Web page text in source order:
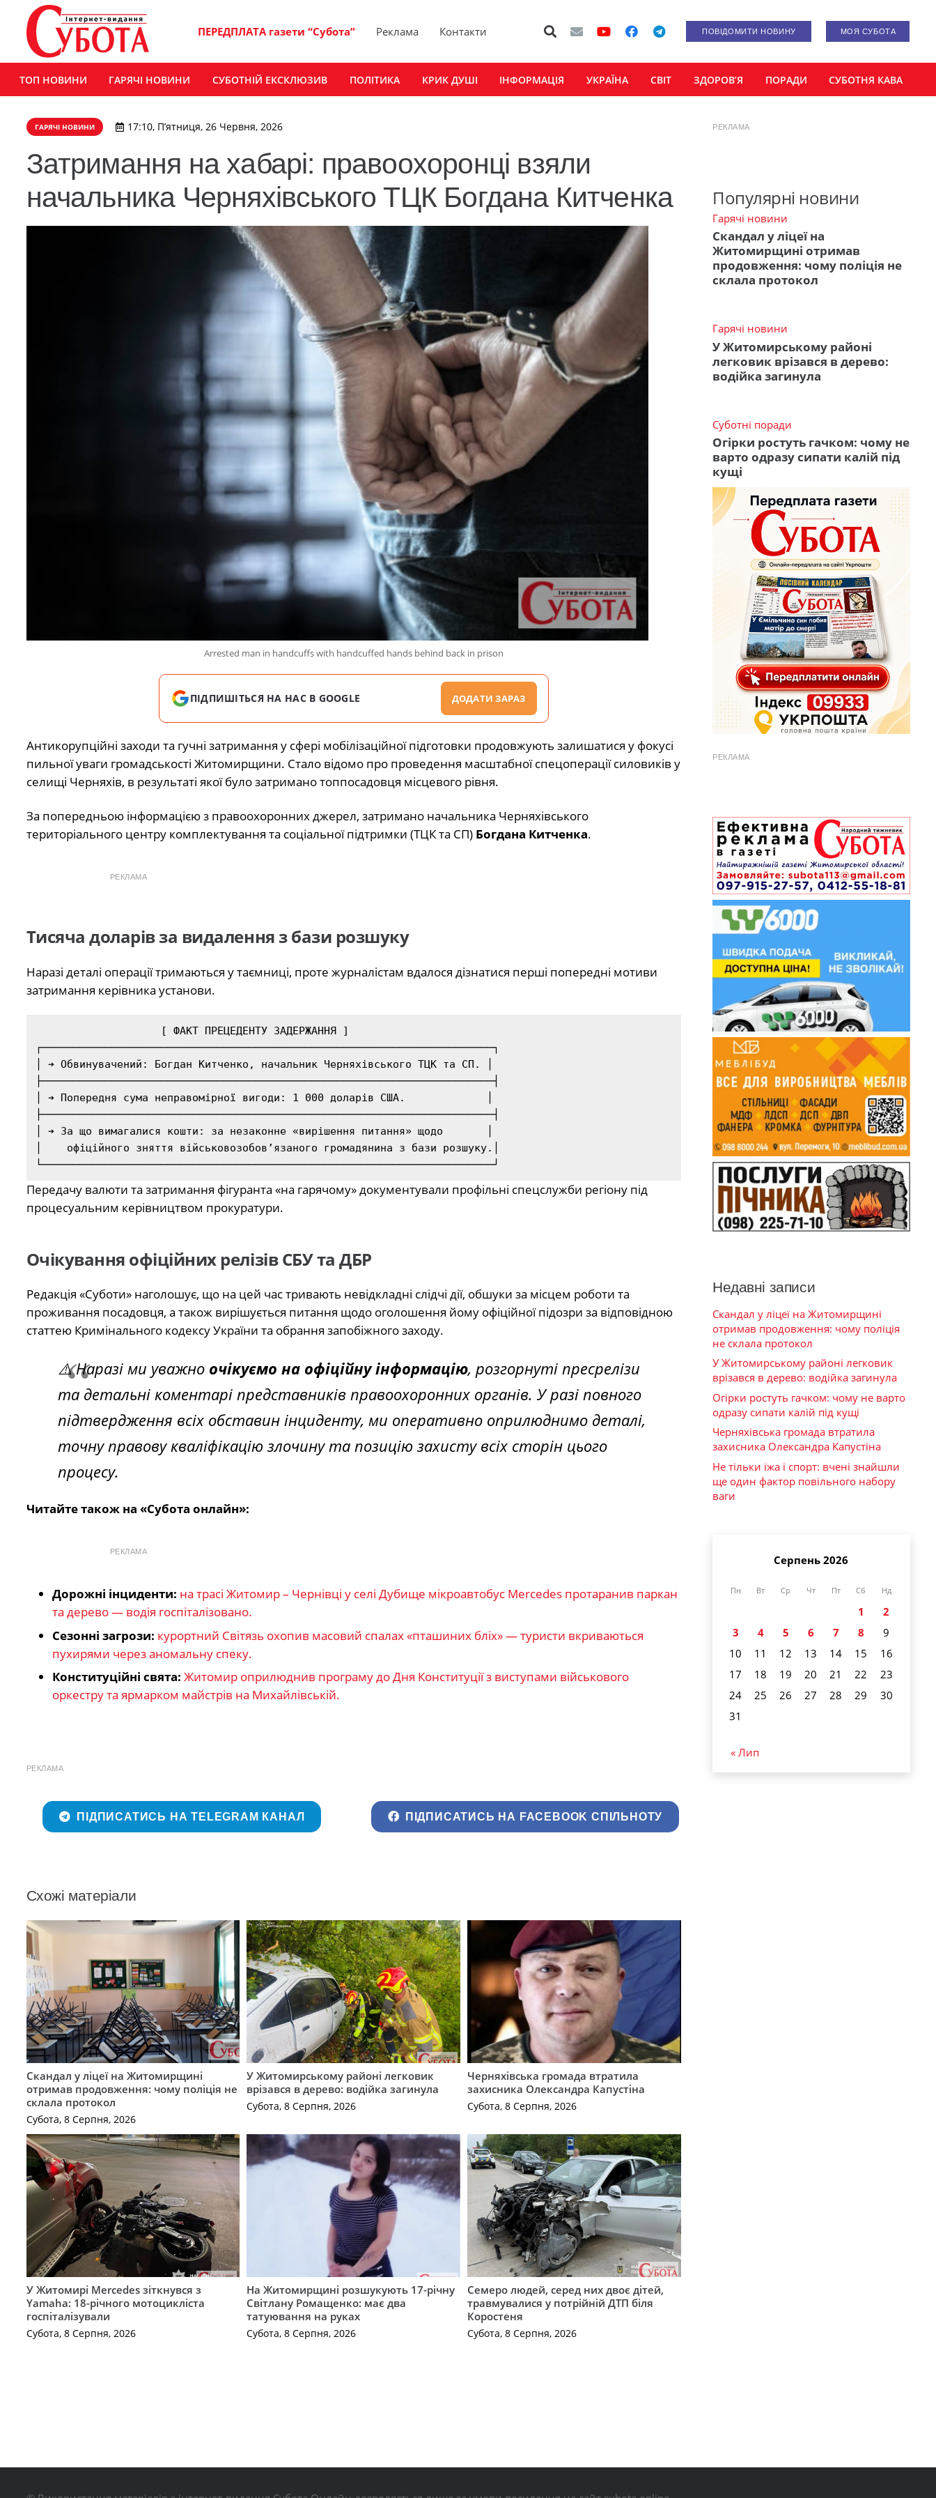
ПЕРЕДПЛАТА газети “Субота” Реклама Контакти ПОВІДОМИТИ НОВИНУ МОЯ СУБОТА
ТОП НОВИНИ ГАРЯЧІ НОВИНИ СУБОТНІЙ ЕКСКЛЮЗИВ ПОЛІТИКА КРИК ДУШІ ІНФОРМАЦІЯ УКРАЇНА СВІТ ЗДОРОВ’Я ПОРАДИ СУБОТНЯ КАВА
ГАРЯЧІ НОВИНИ 17:10, П’ятниця, 26 Червня, 2026
Затримання на хабарі: правоохоронці взяли
начальника Черняхівського ТЦК Богдана Китченка
Arrested man in handcuffs with handcuffed hands behind back in prison
ПІДПИШІТЬСЯ НА НАС В GOOGLE ДОДАТИ ЗАРАЗ
Антикорупційні заходи та гучні затримання у сфері мобілізаційної підготовки продовжують залишатися у фокусі
пильної уваги громадськості Житомирщини. Стало відомо про проведення масштабної спецоперації силовиків у
селищі Черняхів, в результаті якої було затримано топпосадовця місцевого рівня.
За попередньою інформацією з правоохоронних джерел, затримано начальника Черняхівського
територіального центру комплектування та соціальної підтримки (ТЦК та СП) Богдана Китченка.
РЕКЛАМА
Тисяча доларів за видалення з бази розшуку
Наразі деталі операції тримаються у таємниці, проте журналістам вдалося дізнатися перші попередні мотиви
затримання керівника установи.
┌────────────────────────────────────────────────────────────────────────┐
│ ➔ Обвинувачений: Богдан Китченко, начальник Черняхівського ТЦК та СП. │
├────────────────────────────────────────────────────────────────────────┤
│ ➔ Попередня сума неправомірної вигоди: 1 000 доларів США.             │
├────────────────────────────────────────────────────────────────────────┤
│ ➔ За що вимагалися кошти: за незаконне «вирішення питання» щодо       │
│    офіційного зняття військовозобов’язаного громадянина з бази розшуку.│
Передачу валюти та затримання фігуранта «на гарячому» документували профільні спецслужби регіону під
процесуальним керівництвом прокуратури.
Очікування офіційних релізів СБУ та ДБР
Редакція «Суботи» наголошує, що на цей час тривають невідкладні слідчі дії, обшуки за місцем роботи та
проживання посадовця, а також вирішується питання щодо оголошення йому офіційної підозри за відповідною
статтею Кримінального кодексу України та обрання запобіжного заходу.
⚠️ Наразі ми уважно очікуємо на офіційну інформацію, розгорнуті пресрелізи
та детальні коментарі представників правоохоронних органів. У разі повного
підтвердження всіх обставин інциденту, ми оперативно оприлюднимо деталі,
точну правову кваліфікацію злочину та позицію захисту всіх сторін цього
процесу.
Читайте також на «Субота онлайн»:
РЕКЛАМА
Дорожні інциденти: на трасі Житомир – Чернівці у селі Дубище мікроавтобус Mercedes протаранив паркан
та дерево — водія госпіталізовано.
Сезонні загрози: курортний Світязь охопив масовий спалах «пташиних бліх» — туристи вкриваються
пухирями через аномальну спеку.
Конституційні свята: Житомир оприлюднив програму до Дня Конституції з виступами військового
оркестру та ярмарком майстрів на Михайлівській.
РЕКЛАМА
ПІДПИСАТИСЬ НА TELEGRAM КАНАЛ ПІДПИСАТИСЬ НА FACEBOOK СПІЛЬНОТУ
Схожі матеріали
Скандал у ліцеї на Житомирщині
отримав продовження: чому поліція не
склала протокол
Субота, 8 Серпня, 2026
У Житомирському районі легковик
врізався в дерево: водійка загинула
Субота, 8 Серпня, 2026
Черняхівська громада втратила
захисника Олександра Капустіна
Субота, 8 Серпня, 2026
У Житомирі Mercedes зіткнувся з
Yamaha: 18-річного мотоцикліста
госпіталізували
Субота, 8 Серпня, 2026
На Житомирщині розшукують 17-річну
Світлану Ромащенко: має два
татуювання на руках
Субота, 8 Серпня, 2026
Семеро людей, серед них двоє дітей,
травмувалися у потрійній ДТП біля
Коростеня
Субота, 8 Серпня, 2026
РЕКЛАМА
Популярні новини
Гарячі новини
Скандал у ліцеї на
Житомирщині отримав
продовження: чому поліція не
склала протокол
Гарячі новини
У Житомирському районі
легковик врізався в дерево:
водійка загинула
Суботні поради
Огірки ростуть гачком: чому не
варто одразу сипати калій під
кущі
РЕКЛАМА
Недавні записи
Скандал у ліцеї на Житомирщині
отримав продовження: чому поліція
не склала протокол
У Житомирському районі легковик
врізався в дерево: водійка загинула
Огірки ростуть гачком: чому не варто
одразу сипати калій під кущі
Черняхівська громада втратила
захисника Олександра Капустіна
Не тільки їжа і спорт: вчені знайшли
ще один фактор повільного набору
ваги
Серпень 2026
Пн Вт Ср Чт Пт Сб Нд
1
2
3
4 5 6 7 8
9
10
11 12 13 14 15
16
17
18 19 20 21 22
23
24
25 26 27 28 29
30
31
« Лип